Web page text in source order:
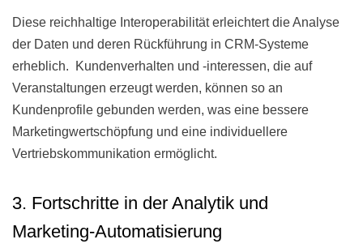
Diese reichhaltige Interoperabilität erleichtert die Analyse
der Daten und deren Rückführung in CRM-Systeme
erheblich. Kundenverhalten und -interessen, die auf
Veranstaltungen erzeugt werden, können so an
Kundenprofile gebunden werden, was eine bessere
Marketingwertschöpfung und eine individuellere
Vertriebskommunikation ermöglicht.
3. Fortschritte in der Analytik und
Marketing-Automatisierung